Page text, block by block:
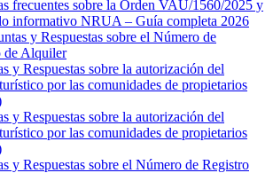
frecuentes sobre la Orden VAU/1560/2025 y
informativo NRUA – Guía completa 2026
y Respuestas sobre el Número de
de Alquiler
y Respuestas sobre la autorización del
por las comunidades de propietarios
y Respuestas sobre la autorización del
por las comunidades de propietarios
y Respuestas sobre el Número de Registro